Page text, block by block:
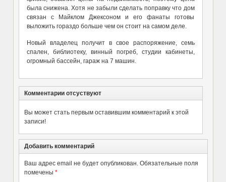
была снижена. Хотя не забыли сделать поправку что дом
связан с Майклом Джексоном и его фанаты готовы
выложить гораздо больше чем он стоит на самом деле.
Новый владелец получит в свое распоряжение, семь
спален, библиотеку, винный погреб, студии кабинеты,
огромный бассейн, гараж на 7 машин.
Комментарии отсуствуют
Вы может стать первым оставившим комментарий к этой
записи!
Добавить комментарий
Ваш адрес email не будет опубликован. Обязательные поля
помечены *